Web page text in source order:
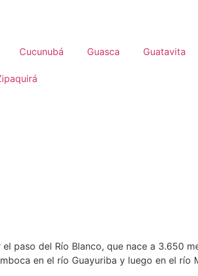
Cucunubá Guasca Guatavita
paso del Río Blanco, que nace a 3.650
en el río Guayuriba y luego en el